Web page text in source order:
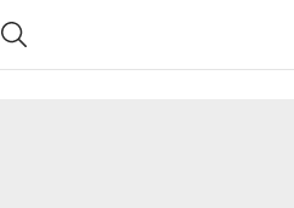
Buscar